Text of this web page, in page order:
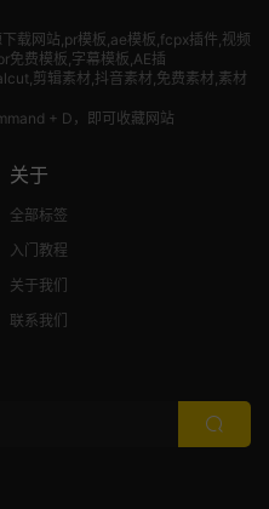
载网站,pr模板,ae模板,fcpx插件,视频
免费模板,字幕模板,AE插
剪辑素材,抖音素材,免费素材,素材
+ D，即可收藏网站
关于
全部标签
入门教程
关于我们
联系我们